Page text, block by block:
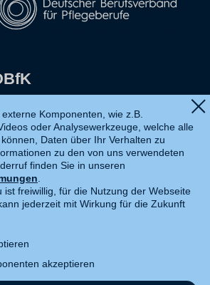
Komponenten, wie z.B.
oder Analysewerkzeuge, welche alle
Daten über Ihr Verhalten zu
zu den von uns verwendeten
finden Sie in unseren
.
ist freiwillig, für die Nutzung der Webseite
jederzeit mit Wirkung für die Zukunft
akzeptieren